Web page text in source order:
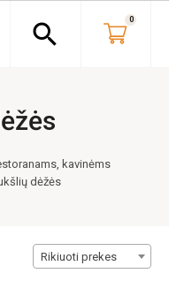
search 0
kavinėms
dėžės
Rikiuoti prekes